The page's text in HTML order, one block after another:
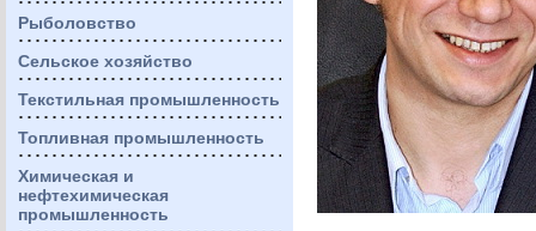
Рыболовство
Сельское хозяйство
Текстильная промышленность
Топливная промышленность
Химическая и
нефтехимическая
промышленность